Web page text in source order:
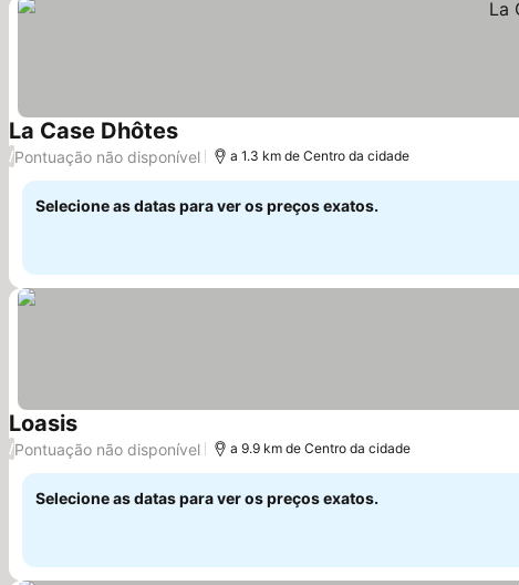
La Case DhôtesVer preços
/Pontuação não disponível a 1.3 km de Centro da cidade
Selecione as datas para ver os preços exatos.
LoasisVer preços
/Pontuação não disponível a 9.9 km de Centro da cidade
Selecione as datas para ver os preços exatos.